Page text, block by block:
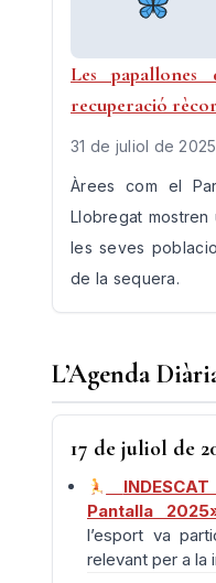
Les
recuperació
31 de juliol de 2025
Àrees com el
Llobregat
les seves
de la sequera.
L’Agenda
17 de juliol de
Pantalla
l’esport va
relevant per a la